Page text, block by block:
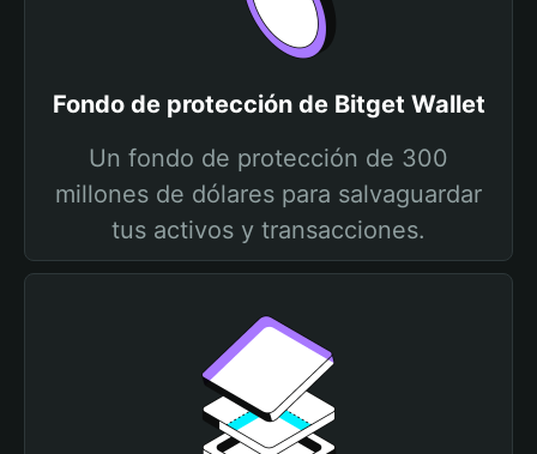
Fondo de protección de Bitget Wallet
Un fondo de protección de 300
millones de dólares para salvaguardar
tus activos y transacciones.